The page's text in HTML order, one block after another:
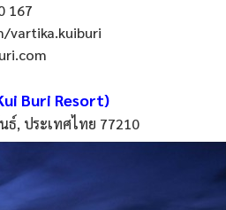
167
vartika.kuiburi
Buri Resort)
ธ์, ประเทศไทย 77210